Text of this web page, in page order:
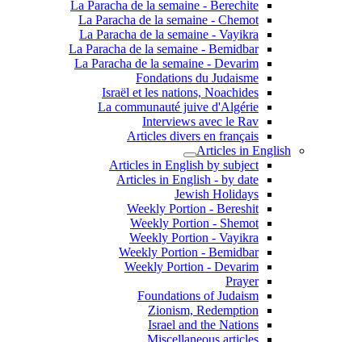
La Paracha de la semaine - Berechite
La Paracha de la semaine - Chemot
La Paracha de la semaine - Vayikra
La Paracha de la semaine - Bemidbar
La Paracha de la semaine - Devarim
Fondations du Judaisme
Israël et les nations, Noachides
La communauté juive d'Algérie
Interviews avec le Rav
Articles divers en français
Articles in English
Articles in English by subject
Articles in English - by date
Jewish Holidays
Weekly Portion - Bereshit
Weekly Portion - Shemot
Weekly Portion - Vayikra
Weekly Portion - Bemidbar
Weekly Portion - Devarim
Prayer
Foundations of Judaism
Zionism, Redemption
Israel and the Nations
Miscellaneous articles